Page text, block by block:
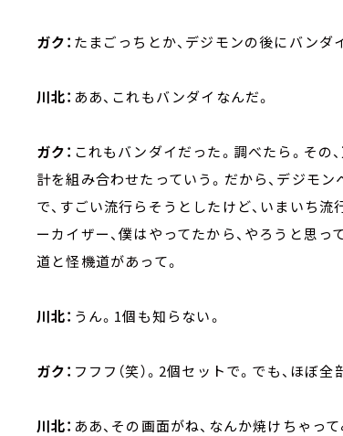
ガク： たまごっちとか、デジモンの後にバン
川北： ああ、これもバンダイなんだ。
ガク： これもバンダイだった。調べたら。その
計を組み合わせたっていう。だから、デジモ
で、すごい流行らそうとしたけど、いまいち流
ーカイザー、僕はやってたから、やろうと思
道と怪機道があって。
川北： うん。1個も知らない。
ガク： フフフ（笑）。2個セットで。でも、ほぼ
川北： ああ、その画面がね、なんか焼けちゃって